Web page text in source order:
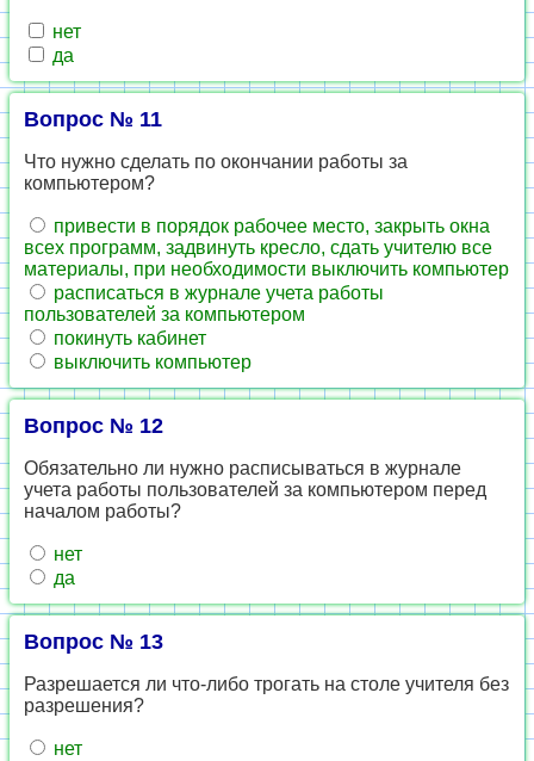
нет
да
Вопрос № 11
Что нужно сделать по окончании работы за
компьютером?
привести в порядок рабочее место, закрыть окна
всех программ, задвинуть кресло, сдать учителю все
материалы, при необходимости выключить компьютер
расписаться в журнале учета работы
пользователей за компьютером
покинуть кабинет
выключить компьютер
Вопрос № 12
Обязательно ли нужно расписываться в журнале
учета работы пользователей за компьютером перед
началом работы?
нет
да
Вопрос № 13
Разрешается ли что-либо трогать на столе учителя без
разрешения?
нет